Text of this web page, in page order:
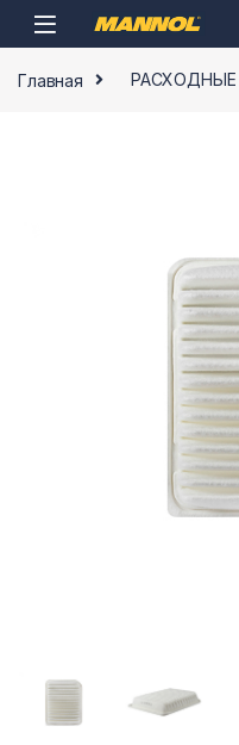
Skip to navigation
Skip to content
Главная